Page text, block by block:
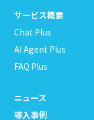
サービス概要
Chat Plus
AI Agent Plus
FAQ Plus
ニュース
導入事例